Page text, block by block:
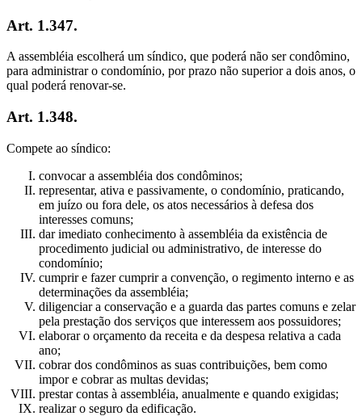
Art. 1.347.
A assembléia escolherá um síndico, que poderá não ser condômino,
para administrar o condomínio, por prazo não superior a dois anos, o
qual poderá renovar-se.
Art. 1.348.
Compete ao síndico:
convocar a assembléia dos condôminos;
representar, ativa e passivamente, o condomínio, praticando,
em juízo ou fora dele, os atos necessários à defesa dos
interesses comuns;
dar imediato conhecimento à assembléia da existência de
procedimento judicial ou administrativo, de interesse do
condomínio;
cumprir e fazer cumprir a convenção, o regimento interno e as
determinações da assembléia;
diligenciar a conservação e a guarda das partes comuns e zelar
pela prestação dos serviços que interessem aos possuidores;
elaborar o orçamento da receita e da despesa relativa a cada
ano;
cobrar dos condôminos as suas contribuições, bem como
impor e cobrar as multas devidas;
prestar contas à assembléia, anualmente e quando exigidas;
realizar o seguro da edificação.